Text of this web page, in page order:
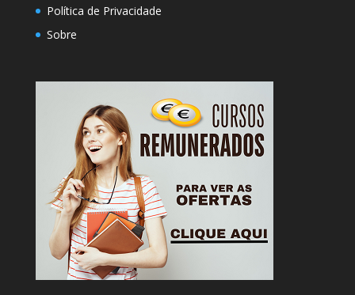
Política de Privacidade
Sobre